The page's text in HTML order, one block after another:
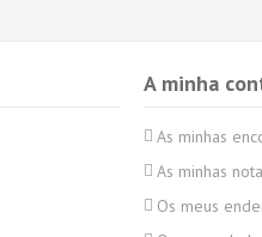
A minha
As minhas
As minhas
Os meus